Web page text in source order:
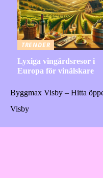
TRENDER
Lyxiga vingårdsresor i
Europa för vinälskare
Byggmax Visby – Hitta
Visby